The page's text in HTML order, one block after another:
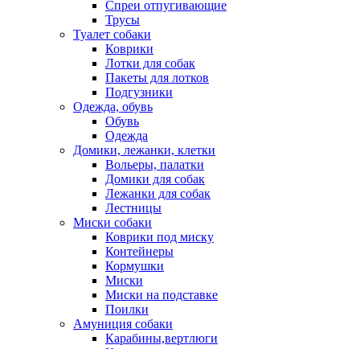
Спреи отпугивающие
Трусы
Туалет собаки
Коврики
Лотки для собак
Пакеты для лотков
Подгузники
Одежда, обувь
Обувь
Одежда
Домики, лежанки, клетки
Вольеры, палатки
Домики для собак
Лежанки для собак
Лестницы
Миски собаки
Коврики под миску
Контейнеры
Кормушки
Миски
Миски на подставке
Поилки
Амуниция собаки
Карабины,вертлюги